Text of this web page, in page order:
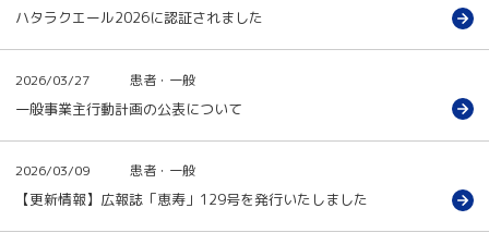
ハタラクエール2026に認証されました
2026/03/27 患者・一般
一般事業主行動計画の公表について
2026/03/09 患者・一般
【更新情報】広報誌「恵寿」129号を発行いたしました